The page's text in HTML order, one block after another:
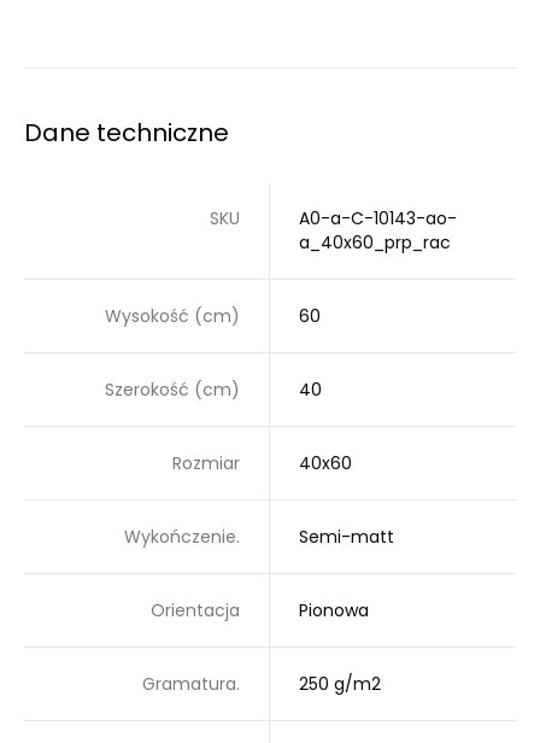
Dane techniczne
SKU
A0-a-C-10143-ao-
a_40x60_prp_rac
Wysokość (cm) 60
Szerokość (cm) 40
Rozmiar 40x60
Wykończenie. Semi-matt
Orientacja Pionowa
Gramatura. 250 g/m2